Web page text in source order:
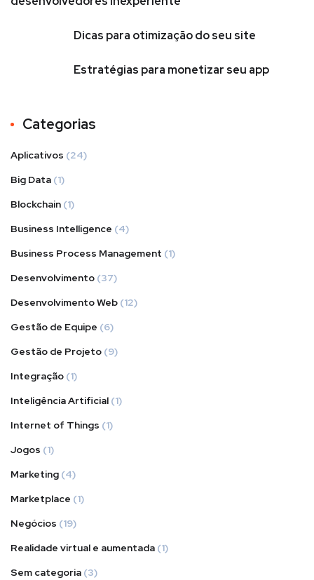
Dicas para otimização do seu site
Estratégias para monetizar seu app
Categorias
Aplicativos (24)
Big Data (1)
Blockchain (1)
Business Intelligence (4)
Business Process Management (1)
Desenvolvimento (37)
Desenvolvimento Web (12)
Gestão de Equipe (6)
Gestão de Projeto (9)
Integração (1)
Inteligência Artificial (1)
Internet of Things (1)
Jogos (1)
Marketing (4)
Marketplace (1)
Negócios (19)
Realidade virtual e aumentada (1)
Sem categoria (3)